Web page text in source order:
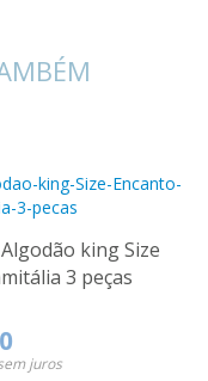
king Size
3 peças
juros